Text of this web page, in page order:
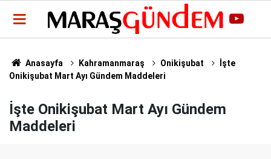
Anasayfa Kahramanmaraş Onikişubat
İşte
Onikişubat Mart Ayı Gündem Maddeleri
İşte Onikişubat Mart Ayı Gündem
Maddeleri